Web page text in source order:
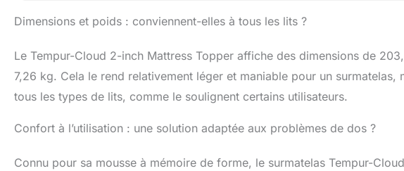
Dimensions et poids : conviennent-elles à tous les lits ?
Le Tempur-Cloud 2-inch Mattress Topper affiche des dimensions de
7,26 kg. Cela le rend relativement léger et maniable pour un
tous les types de lits, comme le soulignent certains utilisateurs.
Confort à l’utilisation : une solution adaptée aux problèmes de dos ?
Connu pour sa mousse à mémoire de forme, le surmatelas Tempur-